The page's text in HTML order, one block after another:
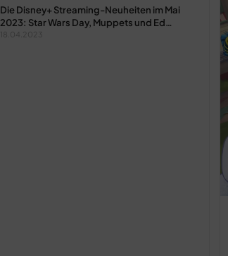
Die Disney+ Streaming-Neuheiten im Mai
2023: Star Wars Day, Muppets und Ed…
18.04.2023